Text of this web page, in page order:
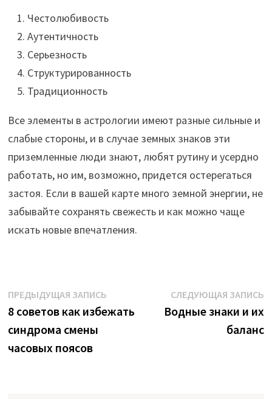
Честолюбивость
Аутентичность
Серьезность
Структурированность
Традиционность
Все элементы в астрологии имеют разные сильные и
слабые стороны, и в случае земных знаков эти
приземленные люди знают, любят рутину и усердно
работать, но им, возможно, придется остерегаться
застоя. Если в вашей карте много земной энергии, не
забывайте сохранять свежесть и как можно чаще
искать новые впечатления.
Навигация
по
записям
ПРЕДЫДУЩАЯ ЗАПИСЬПредыдущая
запись:
8 советов как избежать
синдрома смены
часовых поясов
СЛЕДУЮЩАЯ ЗАПИСЬ
Водные знаки и их
баланс